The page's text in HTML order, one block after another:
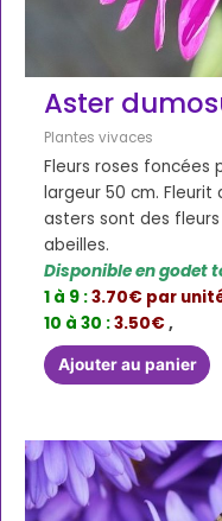
Aster
Plantes vivaces
Fleurs roses foncées
largeur 50 cm.
asters sont des
abeilles.
Disponible en godet
1 à 9 :3.70€ par
10 à 30 :3.50€,
Ajouter au panier